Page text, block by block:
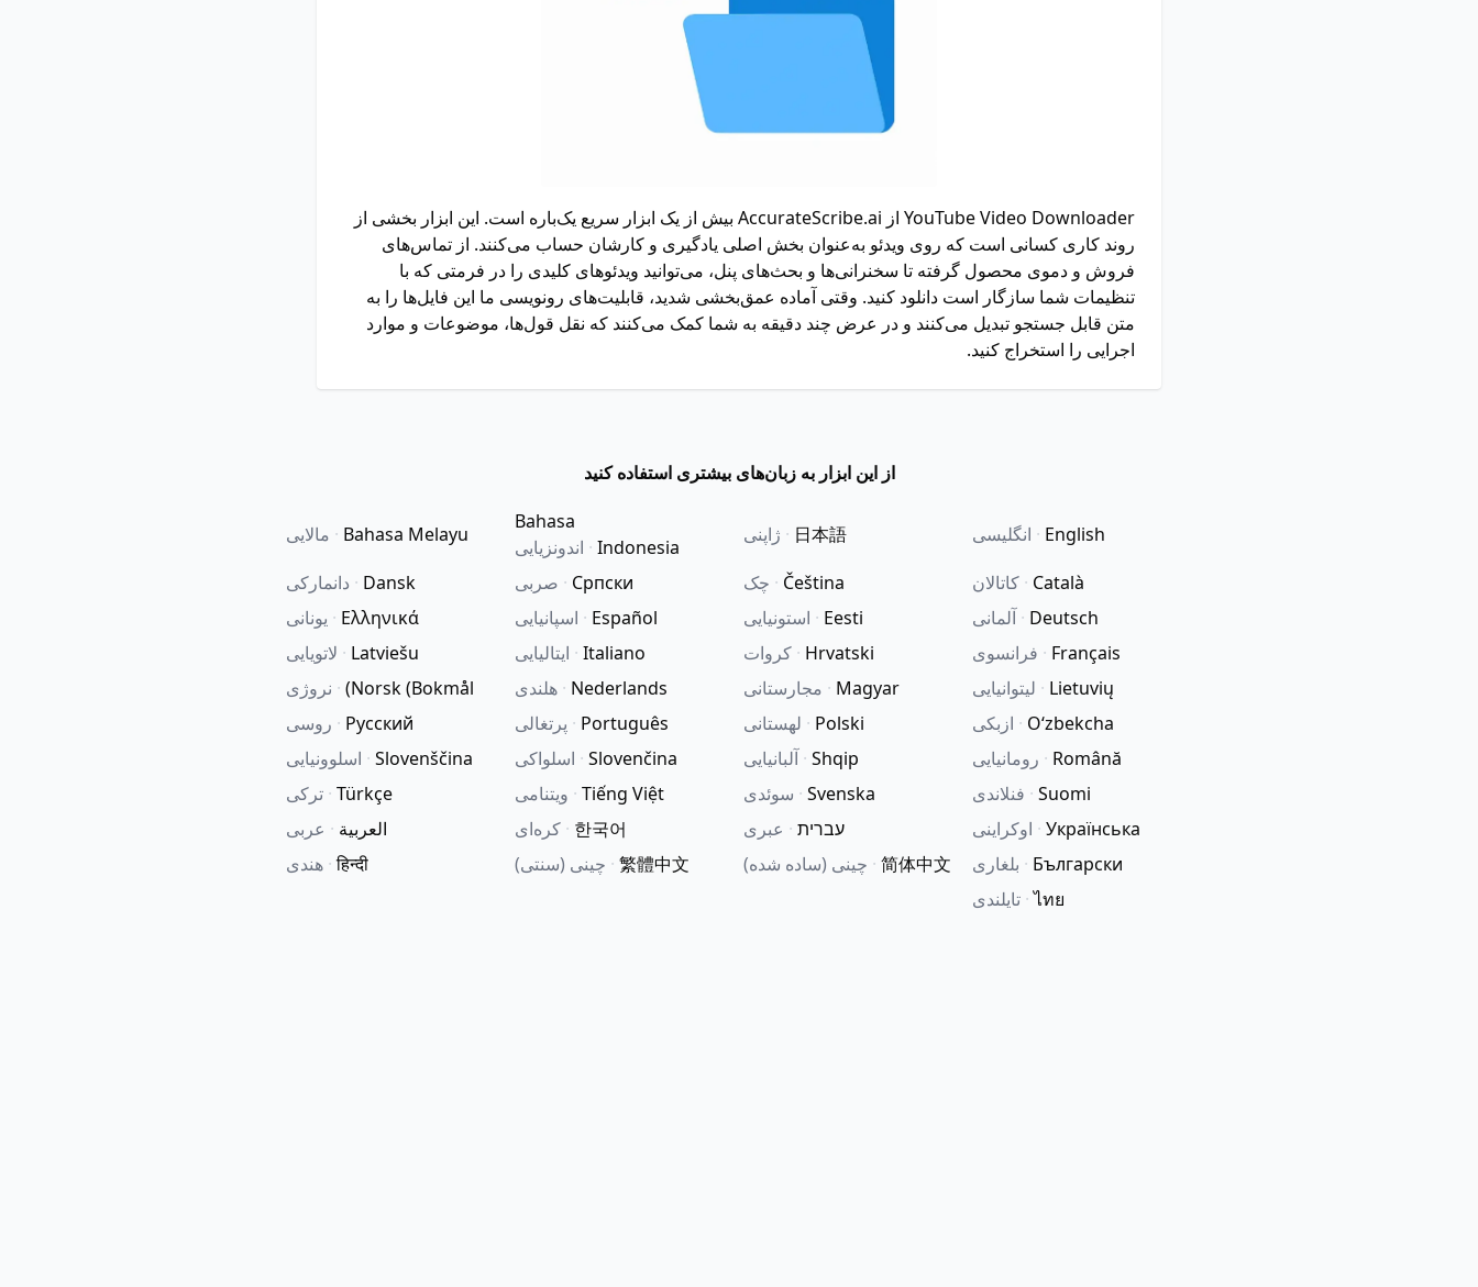
YouTube Video Downloader از AccurateScribe.ai بیش از یک ابزار سریع یک‌باره است. این ابزار بخشی از
روند کاری کسانی است که روی ویدئو به‌عنوان بخش اصلی یادگیری و کارشان حساب می‌کنند. از تماس‌های
فروش و دموی محصول گرفته تا سخنرانی‌ها و بحث‌های پنل، می‌توانید ویدئوهای کلیدی را در فرمتی که با
تنظیمات شما سازگار است دانلود کنید. وقتی آماده عمق‌بخشی شدید، قابلیت‌های رونویسی ما این فایل‌ها را به
متن قابل جستجو تبدیل می‌کنند و در عرض چند دقیقه به شما کمک می‌کنند که نقل قول‌ها، موضوعات و موارد
اجرایی را استخراج کنید.
از این ابزار به زبان‌های بیشتری استفاده کنید
English
· انگلیسی 日本語
· ژاپنی
Bahasa
Indonesia
· اندونزیایی
Bahasa Melayu
· مالایی
Català
· کاتالان Čeština
· چک Српски
· صربی Dansk
· دانمارکی
Deutsch
· آلمانی Eesti
· استونیایی Español
· اسپانیایی Ελληνικά
· یونانی
Français
· فرانسوی Hrvatski
· کروات Italiano
· ایتالیایی Latviešu
· لاتویایی
Lietuvių
· لیتوانیایی Magyar
· مجارستانی Nederlands
· هلندی Norsk (Bokmål)
· نروژی
Oʻzbekcha
· ازبکی Polski
· لهستانی Português
· پرتغالی Русский
· روسی
Română
· رومانیایی Shqip
· آلبانیایی Slovenčina
· اسلواکی Slovenščina
· اسلوونیایی
Suomi
· فنلاندی Svenska
· سوئدی Tiếng Việt
· ویتنامی Türkçe
· ترکی
Українська
· اوکراینی עברית · عبری 한국어
· کره‌ای العربية · عربی
Български
· بلغاری 简体中文
· چینی (ساده شده) 繁體中文
· چینی (سنتی) हिन्दी
· هندی
ไทย
· تایلندی